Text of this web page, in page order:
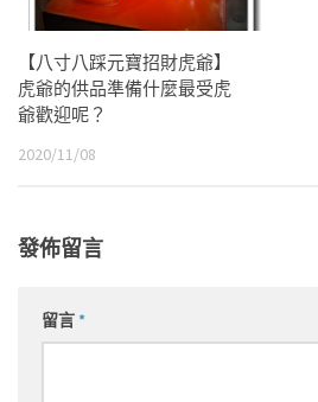
【八寸八踩元寶招財虎爺】
虎爺的供品準備什麼最受虎
爺歡迎呢？
2020/11/08
發佈留言
留言*